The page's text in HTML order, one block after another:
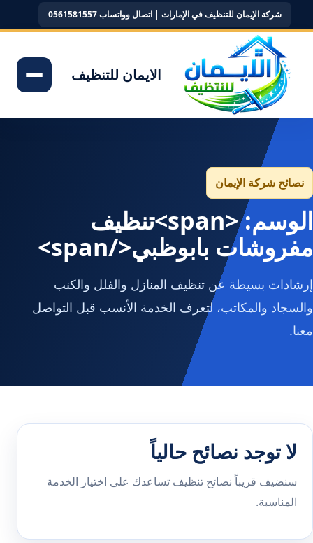
شركة الإيمان للتنظيف في الإمارات | اتصال وواتساب 0561581557
الايمان للتنظيف
نصائح شركة الإيمان
الوسم: <span>تنظيف
مفروشات بابوظبي</span>
إرشادات بسيطة عن تنظيف المنازل والفلل والكنب
والسجاد والمكاتب، لتعرف الخدمة الأنسب قبل التواصل
معنا.
لا توجد نصائح حالياً
سنضيف قريباً نصائح تنظيف تساعدك على اختيار الخدمة
المناسبة.